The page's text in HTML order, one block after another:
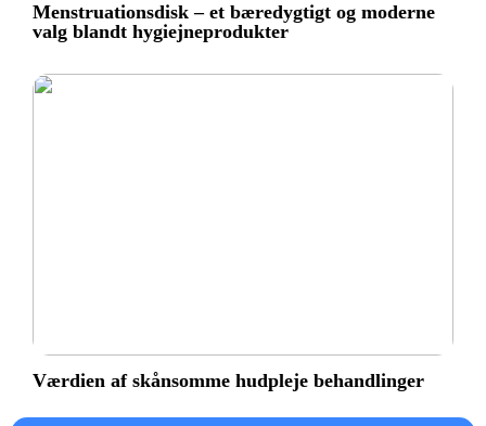
Menstruationsdisk – et bæredygtigt og moderne
valg blandt hygiejneprodukter
Værdien af skånsomme hudpleje behandlinger